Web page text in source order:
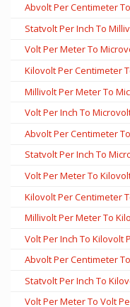
Abvolt Per Centimeter
Statvolt Per Inch To
Volt Per Meter To
Kilovolt Per Centimeter
Millivolt Per Meter To
Volt Per Inch To
Abvolt Per Centimeter
Statvolt Per Inch To
Volt Per Meter To
Kilovolt Per Centimeter
Millivolt Per Meter To
Volt Per Inch To Kilovolt
Abvolt Per Centimeter
Statvolt Per Inch To
Volt Per Meter To Volt